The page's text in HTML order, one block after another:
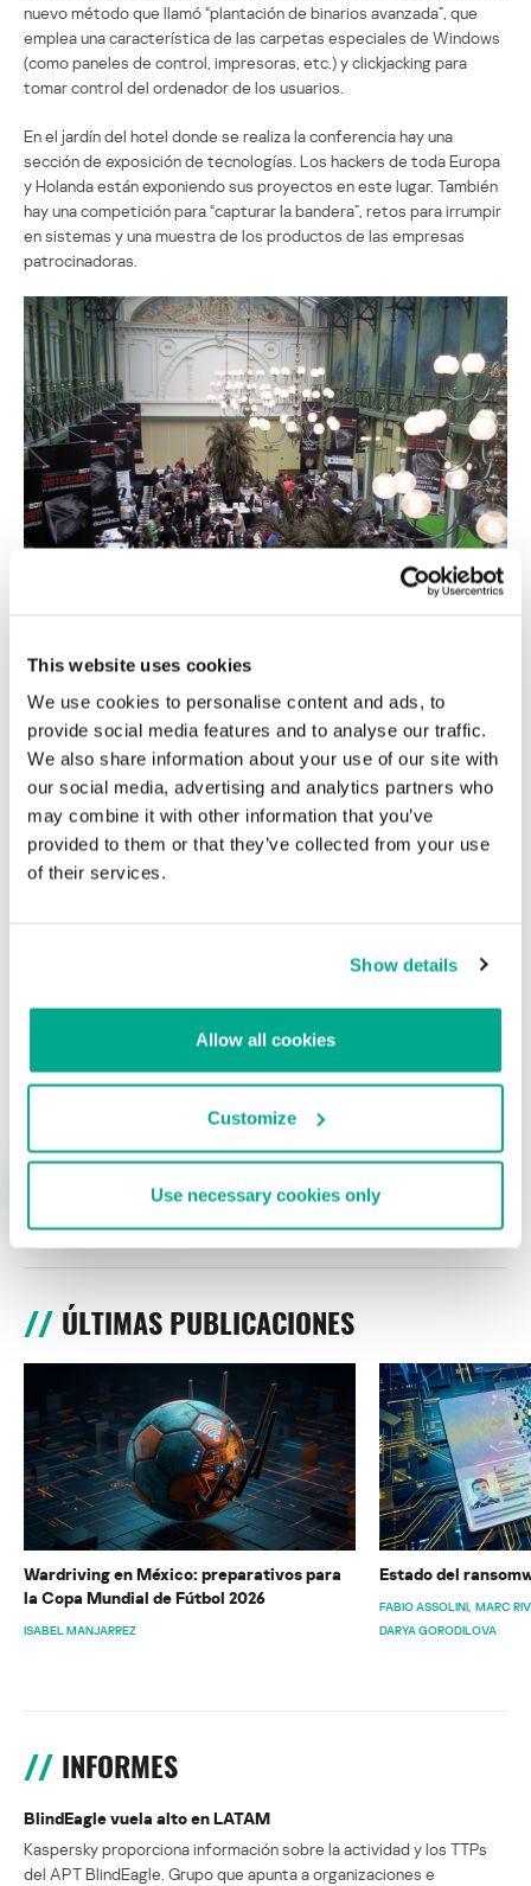
This website uses cookies
We use cookies to personalise content and ads, to
provide social media features and to analyse our traffic.
We also share information about your use of our site with
our social media, advertising and analytics partners who
may combine it with other information that you’ve
provided to them or that they’ve collected from your use
of their services.
Show details
Allow all cookies
Customize
Use necessary cookies only
nuevo método que llamó “plantación de binarios avanzada”, que
emplea una característica de las carpetas especiales de Windows
(como paneles de control, impresoras, etc.) y clickjacking para
tomar control del ordenador de los usuarios.
En el jardín del hotel donde se realiza la conferencia hay una
sección de exposición de tecnologías. Los hackers de toda Europa
y Holanda están exponiendo sus proyectos en este lugar. También
hay una competición para “capturar la bandera”, retos para irrumpir
en sistemas y una muestra de los productos de las empresas
patrocinadoras.
Para más información, visita elsitio web de la conferencia..
Conferencia de seguridad Hack in The Box
2011, Amsterdam
Su dirección de correo electrónico no será publicada. Los
campos obligatorios están marcados con
ÚLTIMAS PUBLICACIONES
Wardriving en México: preparativos para
la Copa Mundial de Fútbol 2026
ISABEL MANJARREZ
Estado del
FABIO ASSOLINI MARC
DARYA GORODILOVA
INFORMES
BlindEagle vuela alto en LATAM
Kaspersky proporciona información sobre la actividad y los TTPs
del APT BlindEagle. Grupo que apunta a organizaciones e